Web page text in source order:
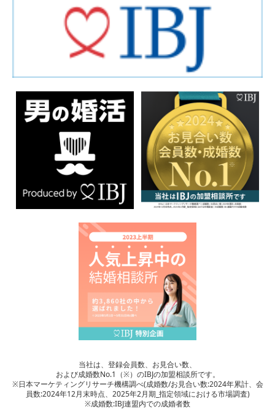
当社は、登録会員数、お見合い数、
および成婚数No.1（※）のIBJの加盟相談所です。
※日本マーケティングリサーチ機構調べ(成婚数/お見合い数:2024年累計、会
員数:2024年12月末時点、2025年2月期_指定領域における市場調査)
※成婚数:IBJ連盟内での成婚者数